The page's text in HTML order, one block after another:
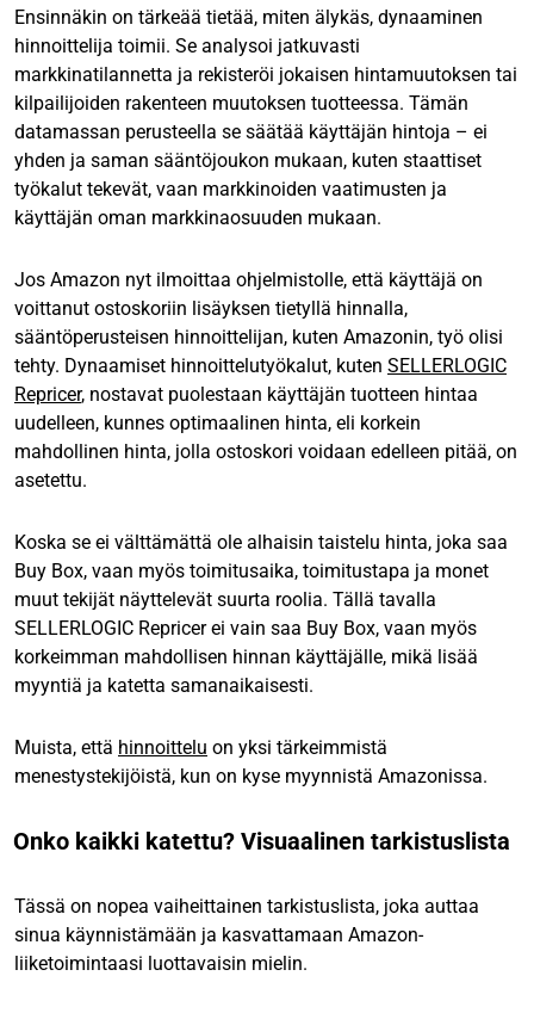
Ensinnäkin on tärkeää tietää, miten älykäs, dynaaminen
hinnoittelija toimii. Se analysoi jatkuvasti
markkinatilannetta ja rekisteröi jokaisen hintamuutoksen tai
kilpailijoiden rakenteen muutoksen tuotteessa. Tämän
datamassan perusteella se säätää käyttäjän hintoja – ei
yhden ja saman sääntöjoukon mukaan, kuten staattiset
työkalut tekevät, vaan markkinoiden vaatimusten ja
käyttäjän oman markkinaosuuden mukaan.
Jos Amazon nyt ilmoittaa ohjelmistolle, että käyttäjä on
voittanut ostoskoriin lisäyksen tietyllä hinnalla,
sääntöperusteisen hinnoittelijan, kuten Amazonin, työ olisi
tehty. Dynaamiset hinnoittelutyökalut, kuten SELLERLOGIC
Repricer, nostavat puolestaan käyttäjän tuotteen hintaa
uudelleen, kunnes optimaalinen hinta, eli korkein
mahdollinen hinta, jolla ostoskori voidaan edelleen pitää, on
asetettu.
Koska se ei välttämättä ole alhaisin taistelu hinta, joka saa
Buy Box, vaan myös toimitusaika, toimitustapa ja monet
muut tekijät näyttelevät suurta roolia. Tällä tavalla
SELLERLOGIC Repricer ei vain saa Buy Box, vaan myös
korkeimman mahdollisen hinnan käyttäjälle, mikä lisää
myyntiä ja katetta samanaikaisesti.
Muista, että hinnoittelu on yksi tärkeimmistä
menestystekijöistä, kun on kyse myynnistä Amazonissa.
Onko kaikki katettu? Visuaalinen tarkistuslista
Tässä on nopea vaiheittainen tarkistuslista, joka auttaa
sinua käynnistämään ja kasvattamaan Amazon-
liiketoimintaasi luottavaisin mielin.